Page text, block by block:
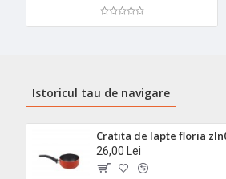
Istoricul tau de navigare
26,00 Lei